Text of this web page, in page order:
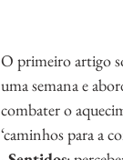
O primeiro artigo
uma semana e
combater o
‘caminhos para a